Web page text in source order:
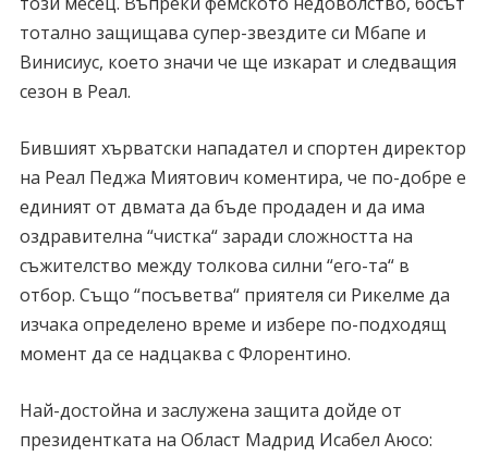
тотално защищава супер-звездите си Мбапе и
Винисиус, което значи че ще изкарат и следващия
сезон в Реал.
Бившият хърватски нападател и спортен директор
на Реал Педжа Миятович коментира, че по-добре е
единият от двмата да бъде продаден и да има
оздравителна “чистка“ заради сложността на
съжителство между толкова силни “его-та“ в
отбор. Също “посъветва“ приятеля си Рикелме да
изчака определено време и избере по-подходящ
момент да се надцаква с Флорентино.
Най-достойна и заслужена защита дойде от
президентката на Област Мадрид Исабел Аюсо: